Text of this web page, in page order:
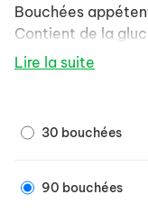
Bouchées
Contient de la
chondroïtine. Ces
articulations et
Lire la suite
30 bouchées
90 bouchées